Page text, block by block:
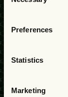
Preferences
Statistics
Marketing